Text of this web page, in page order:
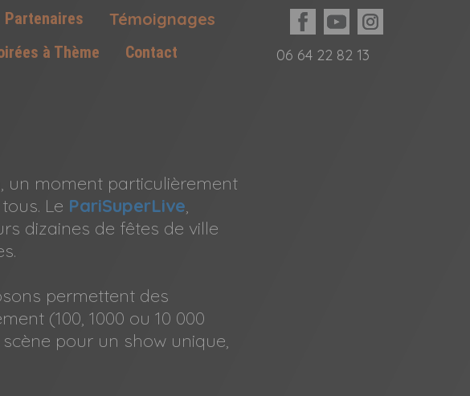
Partenaires
Témoignages
à Thème Contact 06 64 22 82 13
un moment particulièrement
Le PariSuperLive,
dizaines de fêtes de ville
permettent des
(100, 1000 ou 10 000
pour un show unique,